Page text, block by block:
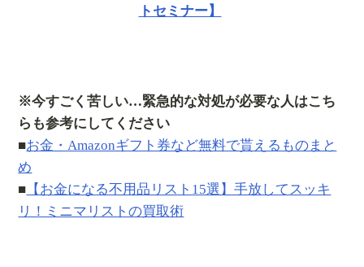
トセミナー】
※今すごく苦しい…緊急的な対処が必要な人はこち
らも参考にしてください
■お金・Amazonギフト券など無料で貰えるものまと
め
■ 【お金になる不用品リスト15選】手放してスッキ
リ！ミニマリストの買取術